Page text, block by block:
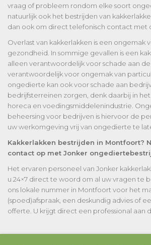
vraag of probleem rondom elke soort
natuurlijk ook het bestrijden van
dan ook om direct telefonisch contact met
Overlast van kakkerlakken is een ongemak
gezondheid. In sommige gevallen is een
alleen verantwoordelijk voor schade aan
verantwoordelijk voor ongemak van
ongedierte kan ook voor schade aan
bedrijfsterreinen zorgen, denk daarbij in
horeca en voedingsmiddelenindustrie.
beheersing voor bedrijven is hiervoor de
uw werkomgeving vrij van ongedierte te
Kakkerlakken bestrijden in Montfoort?
contact op met Jonker
Het ervaren personeel van Jonker
u 24×7 direct te woord om al uw vragen te
ons lokale nummer in Montfoort voor het
(spoed)afspraak, een deskundig advies of
offerte. U krijgt direct een professional aan